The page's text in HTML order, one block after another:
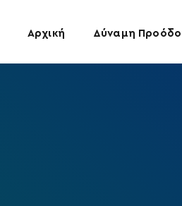
Αρχική Δύναμη